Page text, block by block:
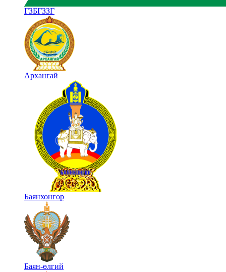
ГЗБГЗЗГ
Архангай
Баянхонгор
Баян-өлгий